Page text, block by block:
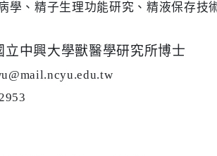
學、精子生理功能研究、精液保存技
立中興大學獸醫學研究所博士